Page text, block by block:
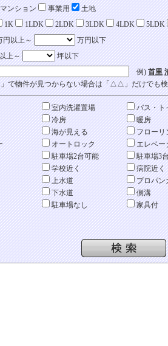
ンション 事業用
土地
1K 1LDK 2LDK 3LDK 4LDK
5LDK
円以上～
万円以下
上～
坪以下
例)首里
物件が見つからない場合は「△△」だけでも検
室内洗濯置場
バス・ト
冷房
暖房
海が見える
フローリ
オートロック
エレベー
駐車場2台可能
駐車場3
学校近く
病院近く
上水道
プロパン
下水道
側溝
駐車場なし 家具付